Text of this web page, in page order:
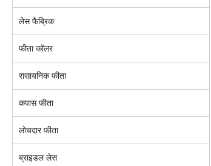
लेस फैब्रिक
फीता कॉलर
रासायनिक फीता
कपास फीता
लोचदार फीता
ब्राइडल लेस